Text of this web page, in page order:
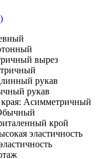
вырез
рукав
рукав
Асимметричный
крой
эластичность